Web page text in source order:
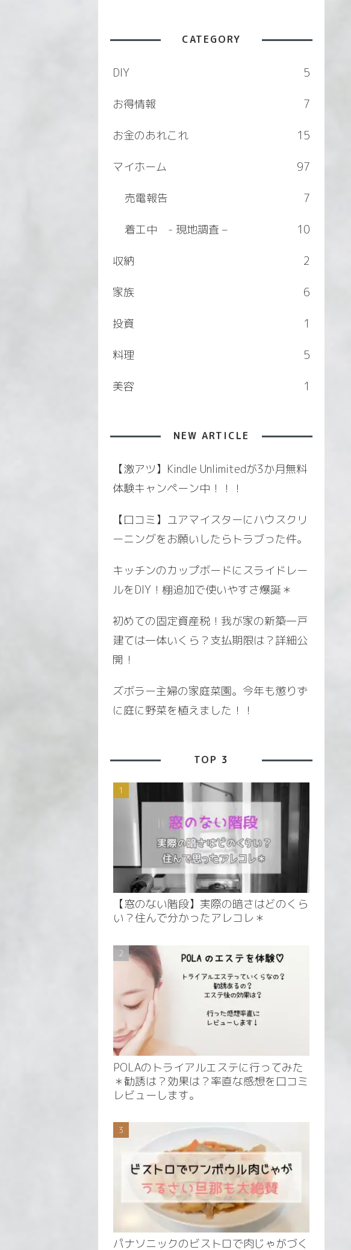
CATEGORY
DIY 5
お得情報 7
お金のあれこれ 15
マイホーム 97
売電報告 7
着工中 - 現地調査 – 10
収納 2
家族 6
投資 1
料理 5
美容 1
NEW ARTICLE
【激アツ】Kindle Unlimitedが3か月無料
体験キャンペーン中！！！
【口コミ】ユアマイスターにハウスクリ
ーニングをお願いしたらトラブった件。
キッチンのカップボードにスライドレー
ルをDIY！棚追加で使いやすさ爆誕＊
初めての固定資産税！我が家の新築一戸
建ては一体いくら？支払期限は？詳細公
開！
ズボラー主婦の家庭菜園。今年も懲りず
に庭に野菜を植えました！！
TOP 3
【窓のない階段】実際の暗さはどのくら
い？住んで分かったアレコレ＊
POLAのトライアルエステに行ってみた
＊勧誘は？効果は？率直な感想を口コミ
レビューします。
パナソニックのビストロで肉じゃがづく